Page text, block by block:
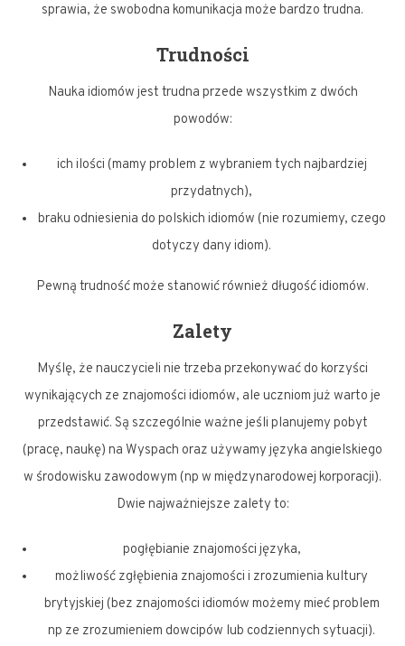
sprawia, że swobodna komunikacja może bardzo trudna.
Trudności
Nauka idiomów jest trudna przede wszystkim z dwóch
powodów:
ich ilości (mamy problem z wybraniem tych najbardziej
przydatnych),
braku odniesienia do polskich idiomów (nie rozumiemy, czego
dotyczy dany idiom).
Pewną trudność może stanowić również długość idiomów.
Zalety
Myślę, że nauczycieli nie trzeba przekonywać do korzyści
wynikających ze znajomości idiomów, ale uczniom już warto je
przedstawić. Są szczególnie ważne jeśli planujemy pobyt
(pracę, naukę) na Wyspach oraz używamy języka angielskiego
w środowisku zawodowym (np w międzynarodowej korporacji).
Dwie najważniejsze zalety to:
pogłębianie znajomości języka,
możliwość zgłębienia znajomości i zrozumienia kultury
brytyjskiej (bez znajomości idiomów możemy mieć problem
np ze zrozumieniem dowcipów lub codziennych sytuacji).